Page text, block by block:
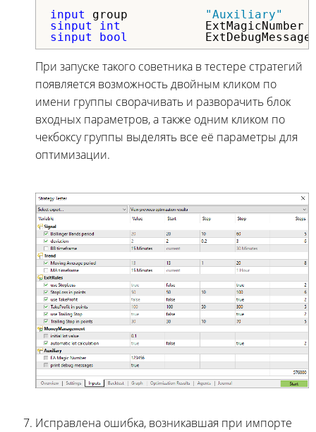
input
group
"Auxiliary"
sinput
int
ExtMagicNumber
sinput
bool
При запуске такого советника в тестере стратегий
появляется возможность двойным кликом по
имени группы сворачивать и разворачить блок
входных параметров, а также одним кликом по
чекбоксу группы выделять все её параметры для
оптимизации.
Исправлена ошибка, возникавшая при импорте